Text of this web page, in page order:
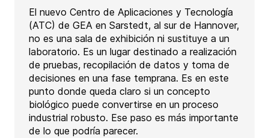
El nuevo Centro de Aplicaciones y Tecnología
(ATC) de GEA en Sarstedt, al sur de Hannover,
no es una sala de exhibición ni sustituye a un
laboratorio. Es un lugar destinado a realización
de pruebas, recopilación de datos y toma de
decisiones en una fase temprana. Es en este
punto donde queda claro si un concepto
biológico puede convertirse en un proceso
industrial robusto. Ese paso es más importante
de lo que podría parecer.